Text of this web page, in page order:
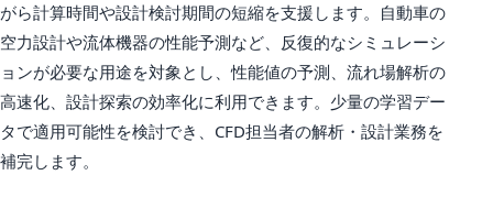
がら計算時間や設計検討期間の短縮を支援します。自動車の
空力設計や流体機器の性能予測など、反復的なシミュレーシ
ョンが必要な用途を対象とし、性能値の予測、流れ場解析の
高速化、設計探索の効率化に利用できます。少量の学習デー
タで適用可能性を検討でき、CFD担当者の解析・設計業務を
補完します。